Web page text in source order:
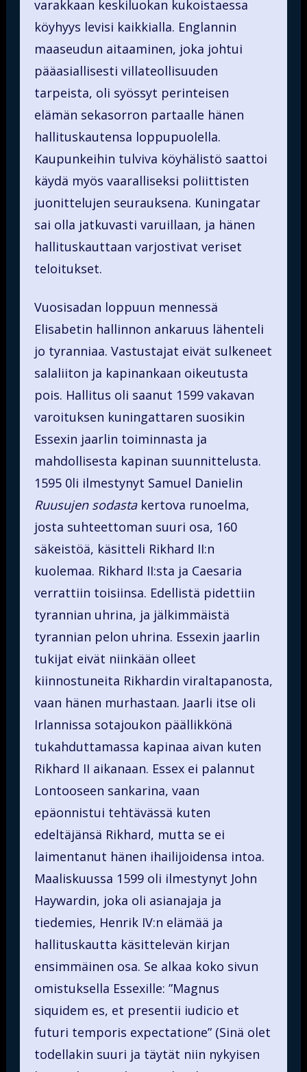
varakkaan keskiluokan kukoistaessa
köyhyys levisi kaikkialla. Englannin
maaseudun aitaaminen, joka johtui
pääasiallisesti villateollisuuden
tarpeista, oli syössyt perinteisen
elämän sekasorron partaalle hänen
hallituskautensa loppupuolella.
Kaupunkeihin tulviva köyhälistö saattoi
käydä myös vaaralliseksi poliittisten
juonittelujen seurauksena. Kuningatar
sai olla jatkuvasti varuillaan, ja hänen
hallituskauttaan varjostivat veriset
teloitukset.
Vuosisadan loppuun mennessä
Elisabetin hallinnon ankaruus lähenteli
jo tyranniaa. Vastustajat eivät sulkeneet
salaliiton ja kapinankaan oikeutusta
pois. Hallitus oli saanut 1599 vakavan
varoituksen kuningattaren suosikin
Essexin jaarlin toiminnasta ja
mahdollisesta kapinan suunnittelusta.
1595 0li ilmestynyt Samuel Danielin
Ruusujen sodastakertova runoelma,
josta suhteettoman suuri osa, 160
säkeistöä, käsitteli Rikhard II:n
kuolemaa. Rikhard II:sta ja Caesaria
verrattiin toisiinsa. Edellistä pidettiin
tyrannian uhrina, ja jälkimmäistä
tyrannian pelon uhrina. Essexin jaarlin
tukijat eivät niinkään olleet
kiinnostuneita Rikhardin viraltapanosta,
vaan hänen murhastaan. Jaarli itse oli
Irlannissa sotajoukon päällikkönä
tukahduttamassa kapinaa aivan kuten
Rikhard II aikanaan. Essex ei palannut
Lontooseen sankarina, vaan
epäonnistui tehtävässä kuten
edeltäjänsä Rikhard, mutta se ei
laimentanut hänen ihailijoidensa intoa.
Maaliskuussa 1599 oli ilmestynyt John
Haywardin, joka oli asianajaja ja
tiedemies, Henrik IV:n elämää ja
hallituskautta käsittelevän kirjan
ensimmäinen osa. Se alkaa koko sivun
omistuksella Essexille: ”Magnus
siquidem es, et presentii iudicio et
futuri temporis expectatione” (Sinä olet
todellakin suuri ja täytät niin nykyisen